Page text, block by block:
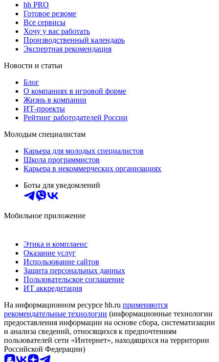
hh PRO
Готовое резюме
Все сервисы
Хочу у вас работать
Производственный календарь
Экспертная рекомендация
Новости и статьи
Блог
О компаниях в игровой форме
Жизнь в компании
ИТ-проекты
Рейтинг работодателей России
Молодым специалистам
Карьера для молодых специалистов
Школа программистов
Карьера в некоммерческих организациях
Боты для уведомлений
Мобильное приложение
Этика и комплаенс
Оказание услуг
Использование сайтов
Защита персональных данных
Пользовательское соглашение
ИТ аккредитация
На информационном ресурсе hh.ru применяются
рекомендательные технологии (информационные технологии
предоставления информации на основе сбора, систематизации
и анализа сведений, относящихся к предпочтениям
пользователей сети «Интернет», находящихся на территории
Российской Федерации)